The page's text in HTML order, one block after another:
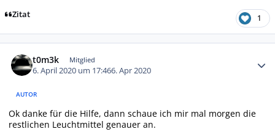
Zitat 1
t0m3k Mitglied
6. April 2020 um 17:466. Apr 2020
AUTOR
Ok danke für die Hilfe, dann schaue ich mir mal morgen die
restlichen Leuchtmittel genauer an.